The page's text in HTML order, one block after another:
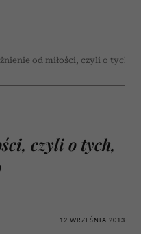
od miłości, czyli o tych,
czyli o tych,
12 WRZEŚNIA 2013